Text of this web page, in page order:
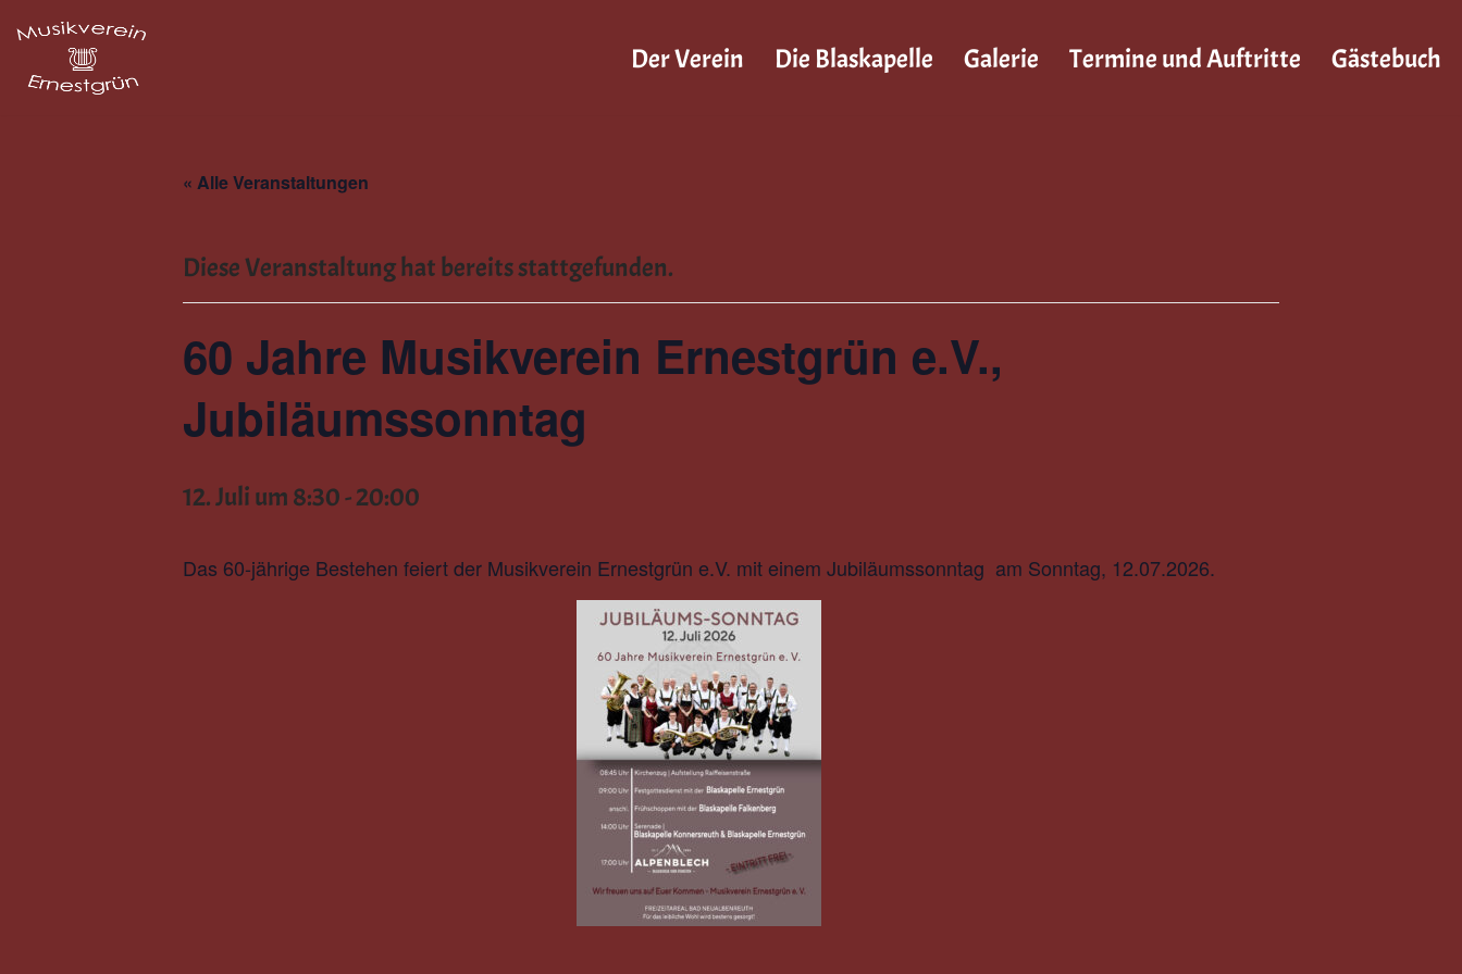
Zum
Der Verein Die Blaskapelle Galerie Termine und Auftritte Gästebuch
« Alle Veranstaltungen
Diese Veranstaltung hat bereits stattgefunden.
60 Jahre Musikverein Ernestgrün e.V.,
Jubiläumssonntag
12. Juli um 8:30-20:00
Das 60-jährige Bestehen feiert der Musikverein Ernestgrün e.V. mit einem Jubiläumssonntag am Sonntag, 12.07.2026.